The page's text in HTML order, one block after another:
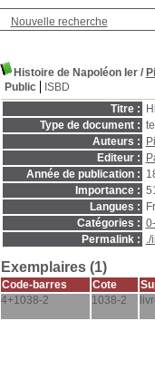
Nouvelle recherche
Histoire de Napoléon Ier/
Public
ISBD
Titre :
Type de document :
Auteurs :
Editeur :
Année de publication :
Importance :
Langues :
Catégories :
Permalink : ./
Exemplaires (1)
Code-barres Cote
4+1038-2
1038-2